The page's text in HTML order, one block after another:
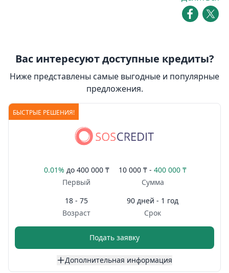
Вас интересуют доступные кредиты?
Ниже представлены самые выгодные и популярные
предложения.
БЫСТРЫЕ РЕШЕНИЯ!
0.01% до 400 000 ₸
Первый
10 000 ₸ - 400 000 ₸
Сумма
18 - 75
Возраст
90 дней - 1 год
Срок
Подать заявку
Дополнительная информация